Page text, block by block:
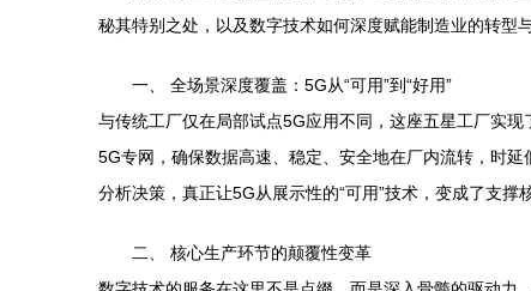
秘其特别之处，以及数字技术如何深度赋能制造业的转型与
一、 全场景深度覆盖：5G从“可用”到“好用”
与传统工厂仅在局部试点5G应用不同，这座五星工厂实
5G专网，确保数据高速、稳定、安全地在厂内流转，时
分析决策，真正让5G从展示性的“可用”技术，变成了支撑
二、 核心生产环节的颠覆性变革